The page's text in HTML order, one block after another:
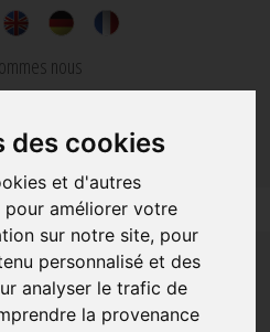
des cookies
et d'autres
améliorer votre
sur notre site, pour
personnalisé et des
analyser le trafic de
la provenance
nous